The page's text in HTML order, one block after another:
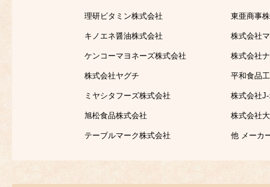
理研ビタミン株式会社 東亜商事
キノエネ醤油株式会社 株式会社
ケンコーマヨネーズ株式会社 株式会社
株式会社ヤグチ 平和食品
ミヤシタフーズ株式会社 株式会社
旭松食品株式会社 株式会社
テーブルマーク株式会社 他 メーカ